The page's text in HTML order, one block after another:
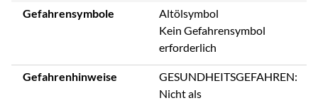
Gefahrensymbole
Altölsymbol
Kein Gefahrensymbol
erforderlich
Gefahrenhinweise
GESUNDHEITSGEFAHREN:
Nicht als